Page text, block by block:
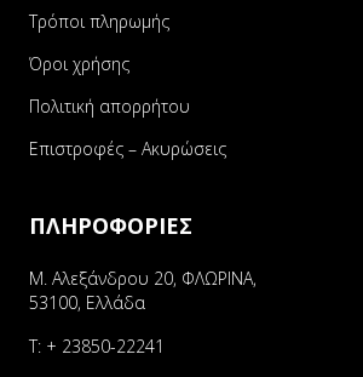
Τρόποι πληρωμής
Όροι χρήσης
Πολιτική απορρήτου
Επιστροφές – Ακυρώσεις
ΠΛΗΡΟΦΟΡΙΕΣ
Μ. Αλεξάνδρου 20, ΦΛΩΡΙΝΑ,
53100, Ελλάδα
Τ: + 23850-22241